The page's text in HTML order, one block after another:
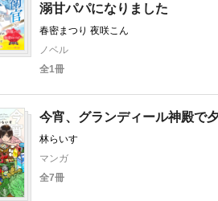
溺甘パパになりました
春密まつり 夜咲こん
ノベル
全1冊
今宵、グランディール神殿で
林らいす
マンガ
全7冊